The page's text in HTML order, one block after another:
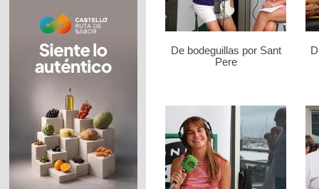
De bodeguillas por Sant
Pere